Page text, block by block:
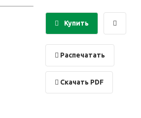
Купить
Распечатать
Скачать PDF